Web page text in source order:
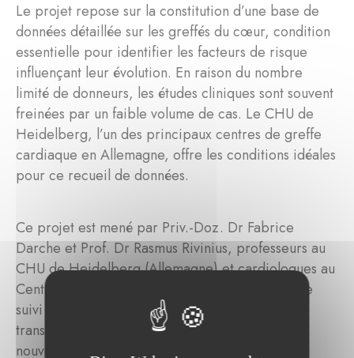
Le projet repose sur la constitution d’une base de
données détaillée sur les greffés du cœur, condition
essentielle pour identifier les facteurs de risque
influençant leur évolution. En raison du nombre
limité de donneurs, les études cliniques sont souvent
freinées par un faible volume de cas. Le CHU de
Heidelberg, l’un des principaux centres de greffe
cardiaque en Allemagne, offre les conditions idéales
pour ce recueil de données.
Ce projet est mené par Priv.-Doz. Dr Fabrice
Darche et Prof. Dr Rasmus Rivinius, professeurs au
CHU de Heidelberg (Allemagne) et cardiologues au
Centre Cardiologique Esch. Il vise à améliorer le
suivi médical et la survie des personnes
transplantées cardiaques par l’acquisition de
nouvelles connaissances scientifiques.